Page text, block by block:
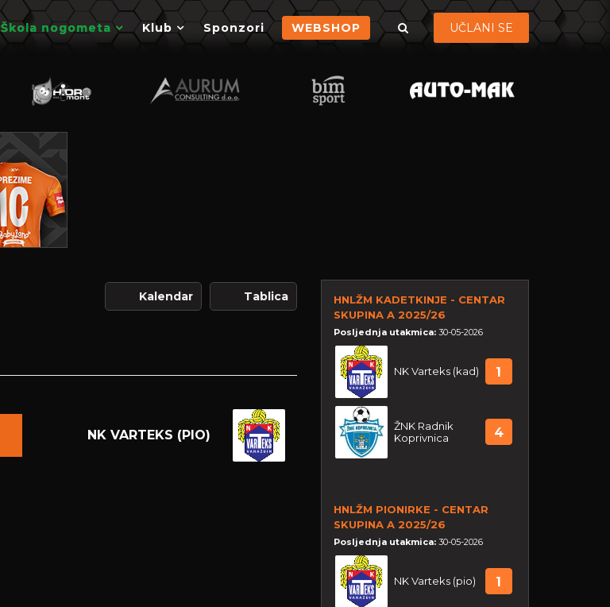
Škola nogometa Klub Sponzori WEBSHOP UČLANI SE
Kalendar Tablica
NK VARTEKS (PIO)
HNLŽM KADETKINJE - CENTAR
SKUPINA A 2025/26
Posljednja utakmica: 30-05-2026
NK Varteks (kad) 1
ŽNK Radnik
Koprivnica
4
HNLŽM PIONIRKE - CENTAR
SKUPINA A 2025/26
Posljednja utakmica: 30-05-2026
NK Varteks (pio) 1